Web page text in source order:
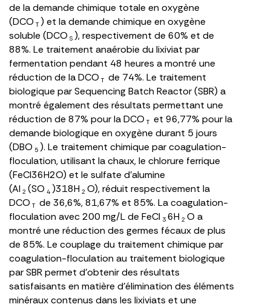
de la demande chimique totale en oxygène
(DCO T ) et la demande chimique en oxygène
soluble (DCO S ), respectivement de 60% et de
88%. Le traitement anaérobie du lixiviat par
fermentation pendant 48 heures a montré une
réduction de la DCO T de 74%. Le traitement
biologique par Sequencing Batch Reactor (SBR) a
montré également des résultats permettant une
réduction de 87% pour la DCO T et 96,77% pour la
demande biologique en oxygène durant 5 jours
(DBO 5 ). Le traitement chimique par coagulation-
floculation, utilisant la chaux, le chlorure ferrique
(FeCl36H2O) et le sulfate d’alumine
(Al 2 (SO 4 )318H 2 O), réduit respectivement la
DCO T de 36,6%, 81,67% et 85%. La coagulation-
floculation avec 200 mg/L de FeCl 3 6H 2 O a
montré une réduction des germes fécaux de plus
de 85%. Le couplage du traitement chimique par
coagulation-floculation au traitement biologique
par SBR permet d’obtenir des résultats
satisfaisants en matière d’élimination des éléments
minéraux contenus dans les lixiviats et une